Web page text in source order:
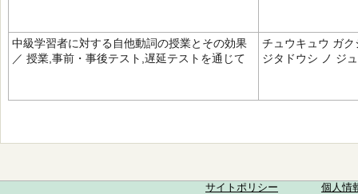
中級学習者に対する自他動詞の授業とその効果
／ 授業,事前・事後テスト,遅延テストを通じて
チュウキュウ ガ
ジタドウシ ノ ジ
サイトポリシー 個人情